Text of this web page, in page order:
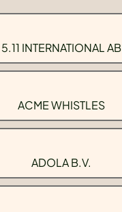
5.11 INTERNATIONAL AB
ACME WHISTLES
ADOLA B.V.